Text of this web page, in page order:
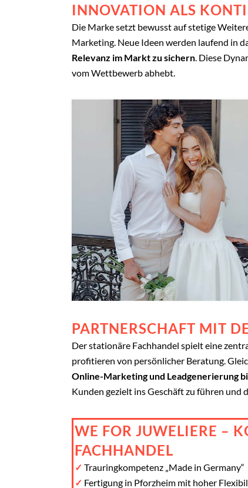
INNOVATION ALS
Die Marke setzt bewusst auf stetige
Marketing. Neue Ideen werden laufend in
Relevanz im Markt zu sichern. Diese
vom Wettbewerb abhebt.
PARTNERSCHAFT MIT
Der stationäre Fachhandel spielt eine
profitieren von persönlicher Beratung.
Online-Marketing und Leadgenerierung
Kunden gezielt ins Geschäft zu führen und
WE FOR JUWELIERE –
FACHHANDEL
✓ Trauringkompetenz „Made in Germany“
✓ Fertigung in Pforzheim mit hoher